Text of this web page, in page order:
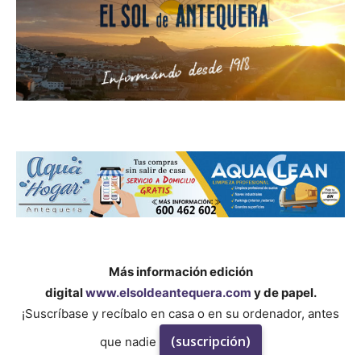
Más información edición
digitalwww.elsoldeantequera.com y de papel.
¡Suscríbase y recíbalo en casa o en su ordenador, antes
que nadie
(suscripción)